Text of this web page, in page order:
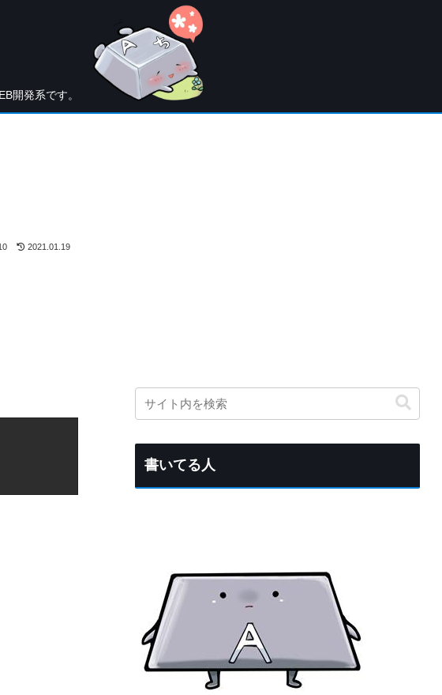
開発系です。
2021.01.19
書いてる人